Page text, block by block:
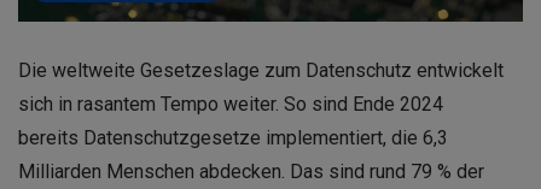
Die weltweite Gesetzeslage zum Datenschutz entwickelt
sich in rasantem Tempo weiter. So sind Ende 2024
bereits Daten­schutzgesetze implementiert, die 6,3
Milliarden Menschen abdecken. Das sind rund 79 % der